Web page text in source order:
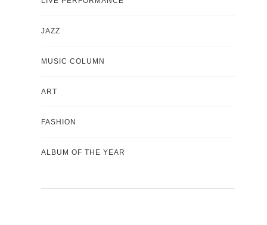
JAZZ
MUSIC COLUMN
ART
FASHION
ALBUM OF THE YEAR